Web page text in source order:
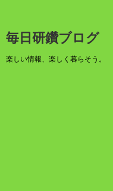
毎日研鑽ブログ
楽しい情報、楽しく暮らそう。